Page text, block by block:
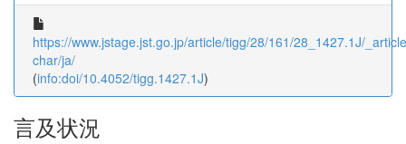
https://www.jstage.jst.go.jp/article/tigg/28/161/28_1427.1J/
char/ja/
(info:doi/10.4052/tigg.1427.1J)
言及状況